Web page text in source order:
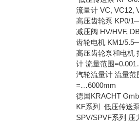
流量计 VC, VC12,
高压齿轮泵 KP0/
减压阀 HV/HVF,
齿轮电机 KM1/
高压齿轮泵和电机
计 流量范围
汽轮流量计 流量
=…6000mm
德国KRACHT
KF系列 低压传送
SPV/SPVF系列 压